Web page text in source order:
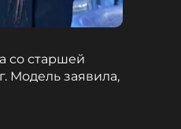
со старшей
Модель заявила,